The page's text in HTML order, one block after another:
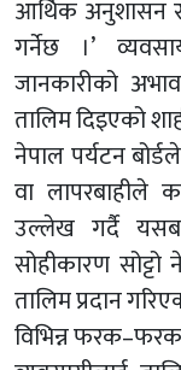
आर्थिक अनुशासन
गर्नेछ ।’
जानकारीको
तालिम दिइएको
नेपाल पर्यटन
वा लापरबाहीले
उल्लेख गर्दै
सोहीकारण
तालिम प्रदान
विभिन्न